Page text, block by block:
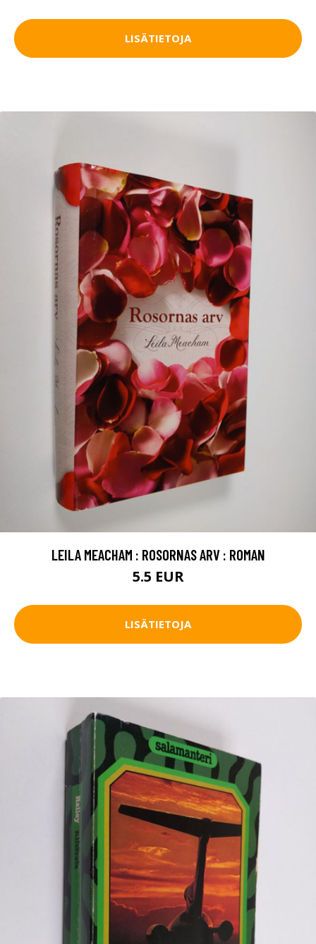
LISÄTIETOJA
LEILA MEACHAM : ROSORNAS ARV : ROMAN
5.5 EUR
LISÄTIETOJA